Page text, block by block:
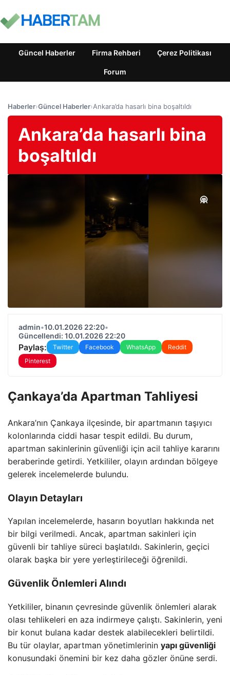
Güncel Haberler Firma Rehberi Çerez Politikası
Forum
Haberler›Güncel Haberler›Ankara’da hasarlı bina boşaltıldı
Ankara’da hasarlı bina
boşaltıldı
admin•10.01.2026 22:20•
Güncellendi: 10.01.2026 22:20
Paylaş: Twitter Facebook WhatsApp
Reddit
Pinterest
Çankaya’da Apartman Tahliyesi
Ankara’nın Çankaya ilçesinde, bir apartmanın taşıyıcı
kolonlarında ciddi hasar tespit edildi. Bu durum,
apartman sakinlerinin güvenliği için acil tahliye kararını
beraberinde getirdi. Yetkililer, olayın ardından bölgeye
gelerek incelemelerde bulundu.
Olayın Detayları
Yapılan incelemelerde, hasarın boyutları hakkında net
bir bilgi verilmedi. Ancak, apartman sakinleri için
güvenli bir tahliye süreci başlatıldı. Sakinlerin, geçici
olarak başka bir yere yerleştirileceği öğrenildi.
Güvenlik Önlemleri Alındı
Yetkililer, binanın çevresinde güvenlik önlemleri alarak
olası tehlikeleri en aza indirmeye çalıştı. Sakinlerin, yeni
bir konut bulana kadar destek alabilecekleri belirtildi.
Bu tür olaylar, apartman yönetimlerinin yapı güvenliği
konusundaki önemini bir kez daha gözler önüne serdi.